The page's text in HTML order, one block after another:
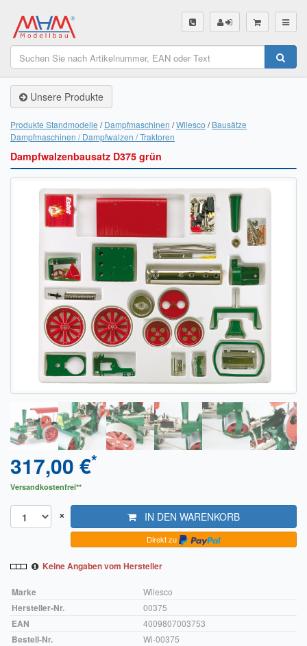
SHOP
Unsere Produkte
Servo Finder
BL-Motor Finder
Schiffsschrauben Finder
Räder Finder
Luftschrauben Finder
Sendungsverfolgung DHL
Sendungsverfolgung DPD
Verfügbarkeitsanzeige
Zahlung und Versand
Widerrufsrecht
Widerrufsbelehrung für den Verkauf von Waren / Muster-
Widerrufsformular
Widerrufsbelehrung für digitale Waren / Muster-
Widerrufsformular
AGB und Kundeninformationen
Datenschutzerklärung
Geschäftszeiten
Unsere Produkte
Produkte Standmodelle Dampfmaschinen Wilesco
Bausätze
Dampfmaschinen / Dampfwalzen / Traktoren
Dampfwalzenbausatz D375 grün
317,00 €*
Versandkostenfrei**
× IN DEN WARENKORB
Direkt zu
Keine Angaben vom Hersteller
Marke Wilesco
Hersteller-Nr. 00375
EAN 4009807003753
Bestell-Nr. Wi-00375